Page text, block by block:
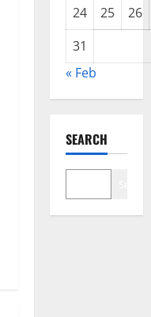
24
25
26
31
« Feb
SEARCH